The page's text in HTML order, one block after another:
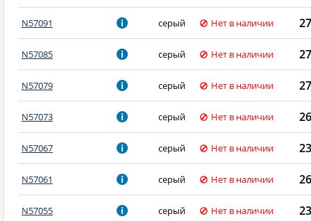
N57091 серый Нет в наличии
N57085 серый Нет в наличии
N57079 серый Нет в наличии
N57073 серый Нет в наличии
N57067 серый Нет в наличии
N57061 серый Нет в наличии
N57055 серый Нет в наличии